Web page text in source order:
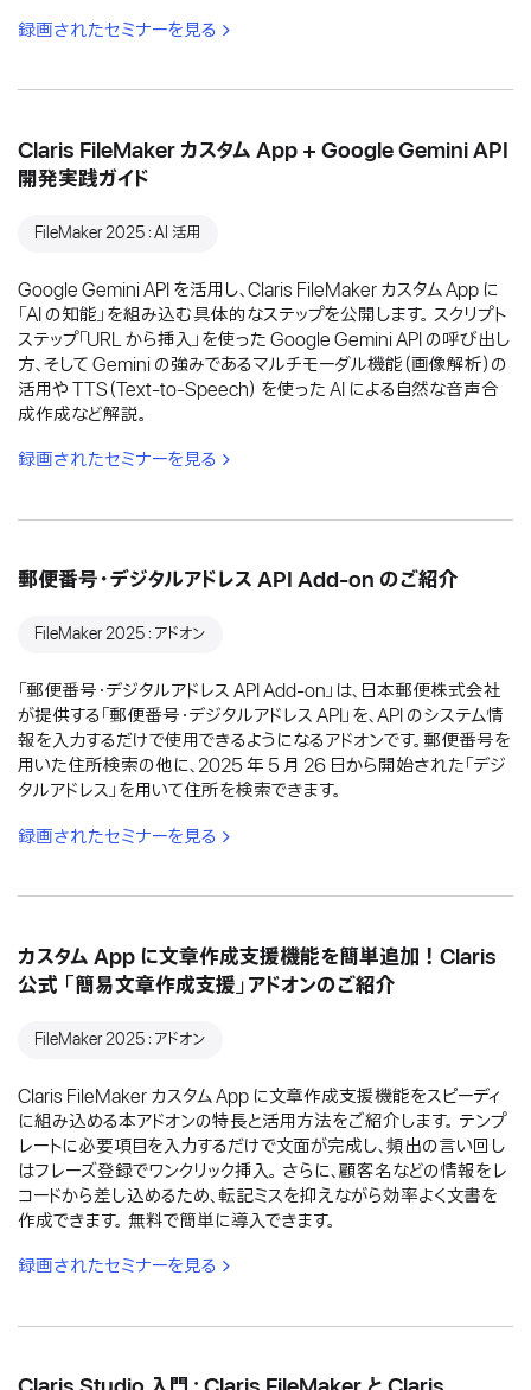
録画されたセミナーを見る
Claris FileMaker カスタム App + Google Gemini API
開発実践ガイド
FileMaker 2025：AI 活用
Google Gemini API を活用し、Claris FileMaker カスタム App に
「AI の知能」を組み込む具体的なステップを公開します。 スクリプト
ステップ「URL から挿入」を使った Google Gemini API の呼び出し
方、そして Gemini の強みであるマルチモーダル機能（画像解析）の
活用や TTS（Text-to-Speech） を使った AI による自然な音声合
成作成など解説。
録画されたセミナーを見る
郵便番号・デジタルアドレス API Add-on のご紹介
FileMaker 2025：アドオン
「郵便番号・デジタルアドレス API Add-on」は、日本郵便株式会社
が提供する「郵便番号・デジタルアドレス API」を、API のシステム情
報を入力するだけで使用できるようになるアドオンです。郵便番号を
用いた住所検索の他に、2025 年 5 月 26 日から開始された「デジ
タルアドレス」を用いて住所を検索できます。
録画されたセミナーを見る
カスタム App に文章作成支援機能を簡単追加！Claris
公式 「簡易文章作成支援」アドオンのご紹介
FileMaker 2025：アドオン
Claris FileMaker カスタム App に文章作成支援機能をスピーディ
に組み込める本アドオンの特長と活用方法をご紹介します。 テンプ
レートに必要項目を入力するだけで文面が完成し、頻出の言い回し
はフレーズ登録でワンクリック挿入。 さらに、顧客名などの情報をレ
コードから差し込めるため、転記ミスを抑えながら効率よく文書を
作成できます。 無料で簡単に導入できます。
録画されたセミナーを見る